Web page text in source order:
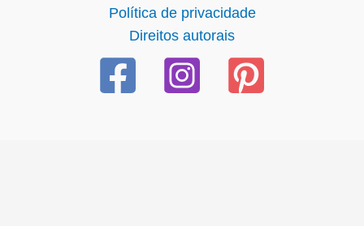
Política de privacidade
Direitos autorais